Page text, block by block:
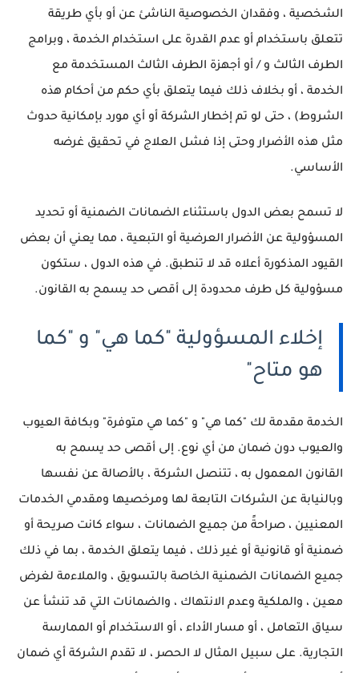
الشخصية ، وفقدان الخصوصية الناشئ عن أو بأي طريقة
تتعلق باستخدام أو عدم القدرة على استخدام الخدمة ، وبرامج
الطرف الثالث و / أو أجهزة الطرف الثالث المستخدمة مع
الخدمة ، أو بخلاف ذلك فيما يتعلق بأي حكم من أحكام هذه
الشروط) ، حتى لو تم إخطار الشركة أو أي مورد بإمكانية حدوث
مثل هذه الأضرار وحتى إذا فشل العلاج في تحقيق غرضه
الأساسي.
لا تسمح بعض الدول باستثناء الضمانات الضمنية أو تحديد
المسؤولية عن الأضرار العرضية أو التبعية ، مما يعني أن بعض
القيود المذكورة أعلاه قد لا تنطبق. في هذه الدول ، ستكون
مسؤولية كل طرف محدودة إلى أقصى حد يسمح به القانون.
إخلاء المسؤولية "كما هي" و "كما
هو متاح"
الخدمة مقدمة لك "كما هي" و "كما هي متوفرة" وبكافة العيوب
والعيوب دون ضمان من أي نوع. إلى أقصى حد يسمح به
القانون المعمول به ، تتنصل الشركة ، بالأصالة عن نفسها
وبالنيابة عن الشركات التابعة لها ومرخصيها ومقدمي الخدمات
المعنيين ، صراحةً من جميع الضمانات ، سواء كانت صريحة أو
ضمنية أو قانونية أو غير ذلك ، فيما يتعلق الخدمة ، بما في ذلك
جميع الضمانات الضمنية الخاصة بالتسويق ، والملاءمة لغرض
معين ، والملكية وعدم الانتهاك ، والضمانات التي قد تنشأ عن
سياق التعامل ، أو مسار الأداء ، أو الاستخدام أو الممارسة
التجارية. على سبيل المثال لا الحصر ، لا تقدم الشركة أي ضمان